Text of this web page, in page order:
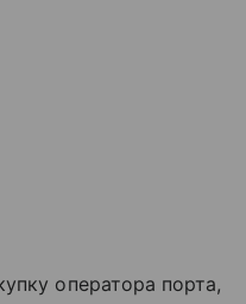
оператора порта,